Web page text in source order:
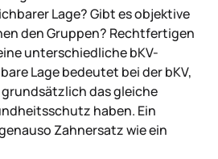
Lage? Gibt es objektive
den Gruppen? Rechtfertigen
unterschiedliche bKV-
Lage bedeutet bei der bKV,
das gleiche
haben. Ein
Zahnersatz wie ein